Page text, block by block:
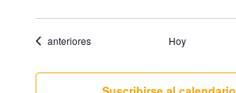
Eventos
anteriores Hoy